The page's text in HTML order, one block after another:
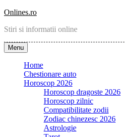
Skip
content
Onlines.ro
Stiri si informatii online
Menu
Home
Chestionare auto
Horoscop 2026
Horoscop dragoste 2026
Horoscop zilnic
Compatibilitate zodii
Zodiac chinezesc 2026
Astrologie